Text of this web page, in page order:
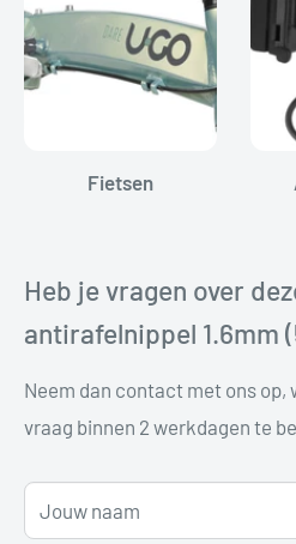
Fietsen
Heb je vragen over
antirafelnippel 1.6mm
Neem dan contact met ons op,
vraag binnen 2 werkdagen te
Jouw naam